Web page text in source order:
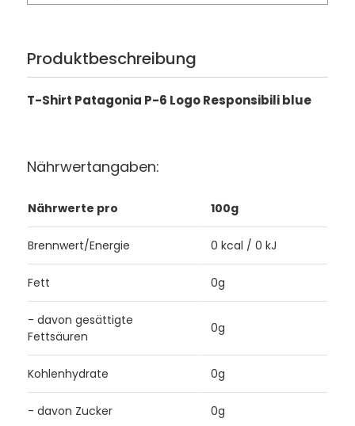
Produktbeschreibung
T-Shirt Patagonia P-6 Logo Responsibili blue
Nährwertangaben:
Nährwerte pro 100g
Brennwert/Energie 0 kcal / 0 kJ
Fett 0g
- davon gesättigte
Fettsäuren
0g
Kohlenhydrate 0g
- davon Zucker 0g